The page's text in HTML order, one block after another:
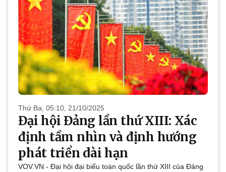
Tổ chức nhân sự
Quốc hội
Nhận diện sự thật
Dự báo thời tiết
Giáo dục
Dấu ấn VOV
Việc làm
Biển đảo
Thế giới
Quan sát
Cuộc sống đó đây
Hồ sơ
Multimedia
Video
Ảnh
E-Magazine
Infographic
Thứ Ba, 05:10, 21/10/2025
Đại hội Đảng lần thứ XIII: Xác
định tầm nhìn và định hướng
phát triển dài hạn
VOV.VN - Đại hội đại biểu toàn quốc lần thứ XIII của Đảng